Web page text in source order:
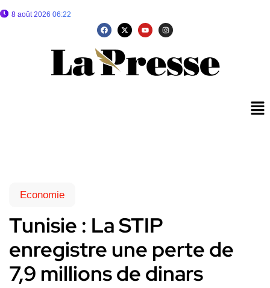
8 août 2026 06:22
Economie
Tunisie : La STIP
enregistre une perte de
7,9 millions de dinars